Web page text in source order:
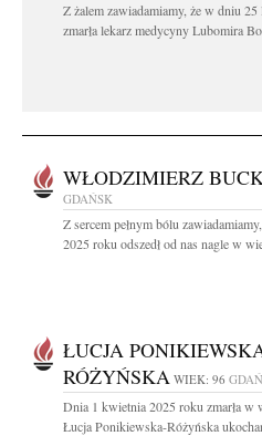
Z żalem zawiadamiamy, że w dniu 25
zmarła lekarz medycyny Lubomira
WŁODZIMIERZ
GDAŃSK
Z sercem pełnym bólu
2025 roku odszedł od nas nagle w
ŁUCJA
RÓŻYŃSKA WIEK: 96
Dnia 1 kwietnia 2025 roku zmarła w
Łucja Ponikiewska-Różyńska